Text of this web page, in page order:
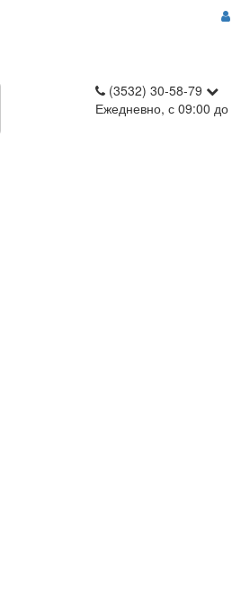
(3532) 30-58-79
Ежедневно, с 09:00 до